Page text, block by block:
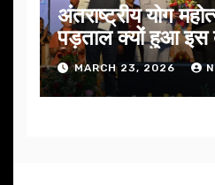
अंतराष्ट्रीय योग
पड़ताल क्यों हुआ इस
निखार
MARCH 23, 2026